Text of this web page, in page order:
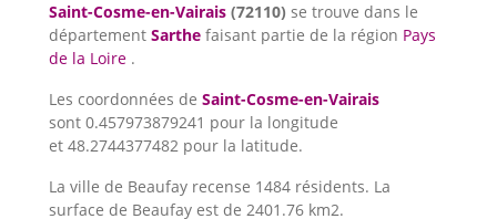
Saint-Cosme-en-Vairais (72110) se trouve dans le
département Sarthe faisant partie de la région Pays
de la Loire .
Les coordonnées de Saint-Cosme-en-Vairais
sont 0.457973879241 pour la longitude
et 48.2744377482 pour la latitude.
La ville de Beaufay recense 1484 résidents. La
surface de Beaufay est de 2401.76 km2.